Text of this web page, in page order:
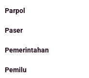
Parpol
Paser
Pemerintahan
Pemilu